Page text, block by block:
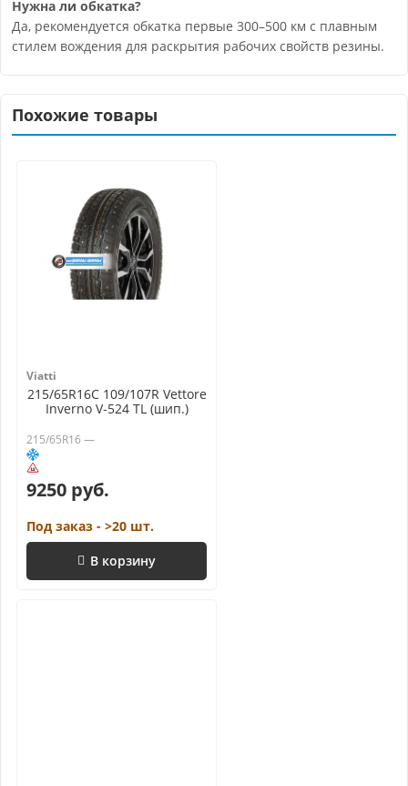
Нужна ли обкатка?
Да, рекомендуется обкатка первые 300–500 км с плавным
стилем вождения для раскрытия рабочих свойств резины.
Похожие товары
Viatti
215/65R16C 109/107R Vettore
Inverno V-524 TL (шип.)
215/65R16 —
9250 руб.
Под заказ - >20 шт.
В корзину